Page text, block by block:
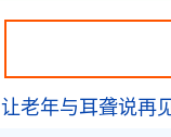
让老年与耳聋说再